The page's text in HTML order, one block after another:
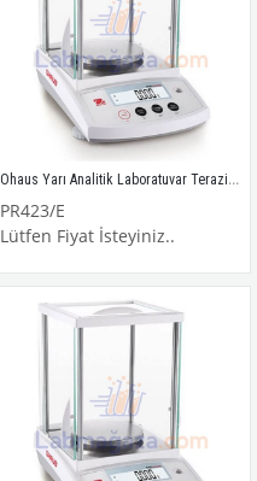
Ohaus Yarı Analitik Laboratuvar Terazisi / PR423/E
PR423/E
Lütfen Fiyat İsteyiniz..